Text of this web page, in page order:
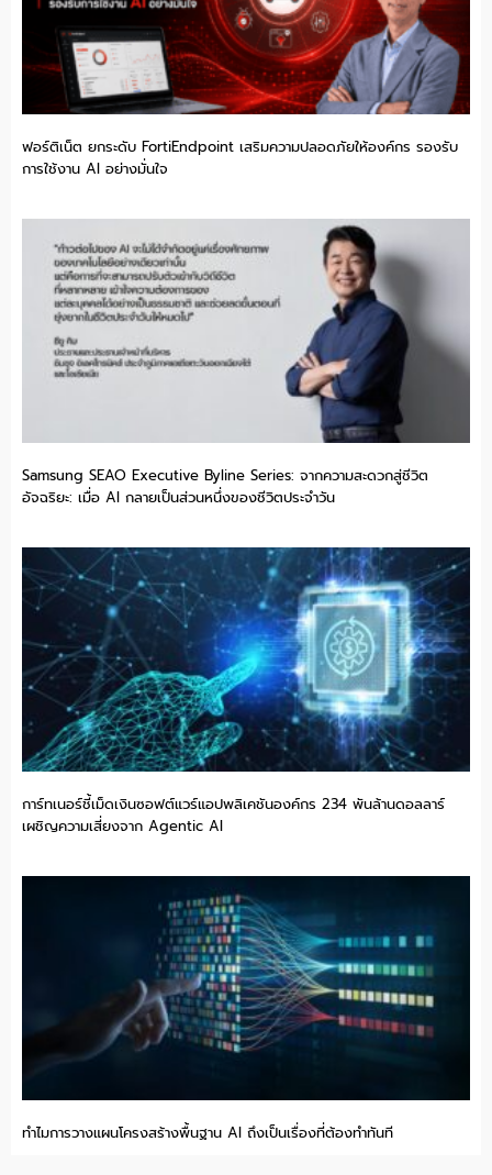
ฟอร์ติเน็ต ยกระดับ FortiEndpoint เสริมความปลอดภัยให้องค์กร รองรับ
การใช้งาน AI อย่างมั่นใจ
Samsung SEAO Executive Byline Series: จากความสะดวกสู่ชีวิต
อัจฉริยะ: เมื่อ AI กลายเป็นส่วนหนึ่งของชีวิตประจำวัน
การ์ทเนอร์ชี้เม็ดเงินซอฟต์แวร์แอปพลิเคชันองค์กร 234 พันล้านดอลลาร์
เผชิญความเสี่ยงจาก Agentic AI
ทำไมการวางแผนโครงสร้างพื้นฐาน AI ถึงเป็นเรื่องที่ต้องทำทันที